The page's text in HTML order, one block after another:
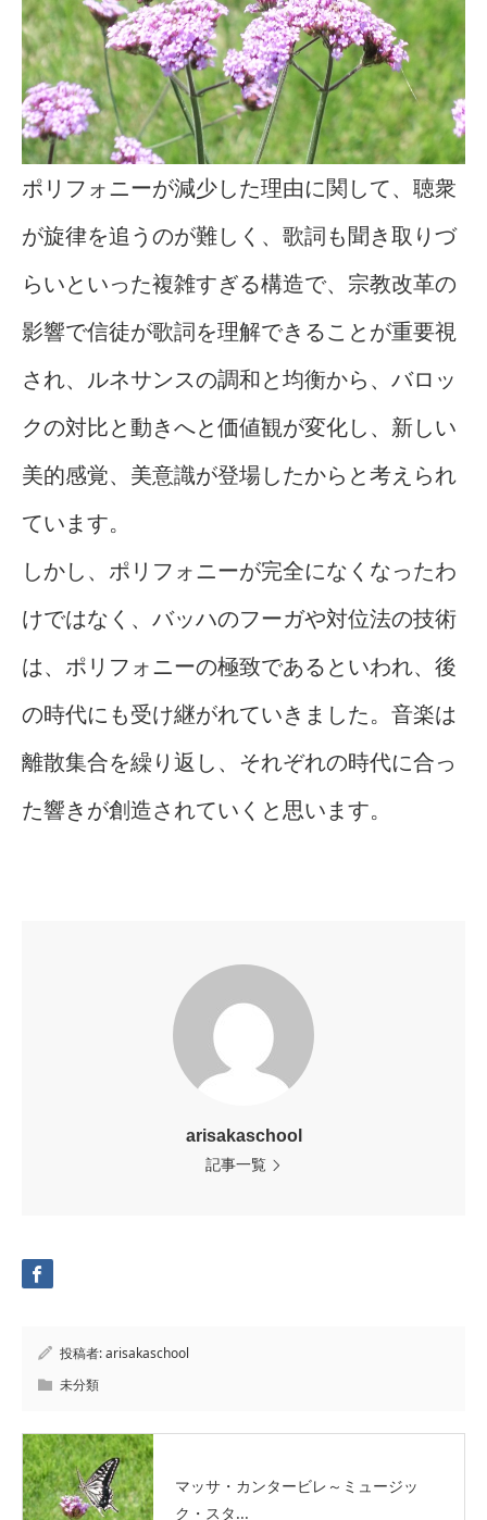
ポリフォニーが減少した理由に関して、聴衆
が旋律を追うのが難しく、歌詞も聞き取りづ
らいといった複雑すぎる構造で、宗教改革の
影響で信徒が歌詞を理解できることが重要視
され、ルネサンスの調和と均衡から、バロッ
クの対比と動きへと価値観が変化し、新しい
美的感覚、美意識が登場したからと考えられ
ています。
しかし、ポリフォニーが完全になくなったわ
けではなく、バッハのフーガや対位法の技術
は、ポリフォニーの極致であるといわれ、後
の時代にも受け継がれていきました。音楽は
離散集合を繰り返し、それぞれの時代に合っ
た響きが創造されていくと思います。
arisakaschool
記事一覧
投稿者:arisakaschool
未分類
マッサ・カンタービレ～ミュージッ
ク・スタ...